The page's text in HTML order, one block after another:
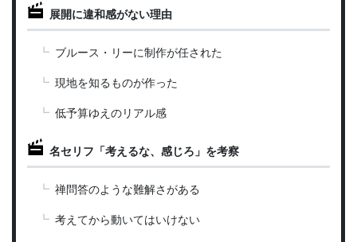
展開に違和感がない理由
ブルース・リーに制作が任された
現地を知るものが作った
低予算ゆえのリアル感
名セリフ「考えるな、感じろ」を考察
禅問答のような難解さがある
考えてから動いてはいけない